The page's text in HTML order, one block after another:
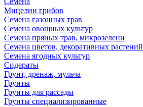
Мицелии грибов
Семена газонных трав
Семена овощных культур
Семена пряных трав, микрозелени
Семена цветов, декоративных растений
Семена ягодных культур
Сидераты
Грунт, дренаж, мульча
Грунты
Грунты для рассады
Грунты специализированные